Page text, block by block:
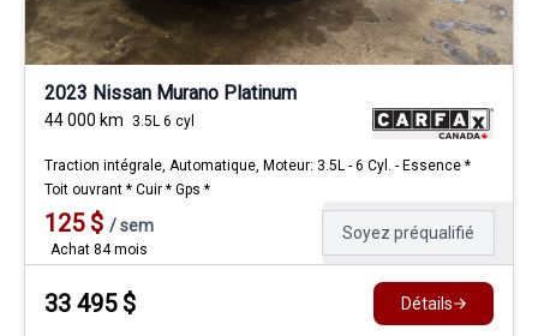
2023 Nissan Murano Platinum
44 000 km 3.5L 6 cyl
Traction intégrale, Automatique, Moteur: 3.5L - 6 Cyl. - Essence *
Toit ouvrant * Cuir * Gps *
125$ /sem
Achat 84 mois
Soyez préqualifié
33 495$ Détails